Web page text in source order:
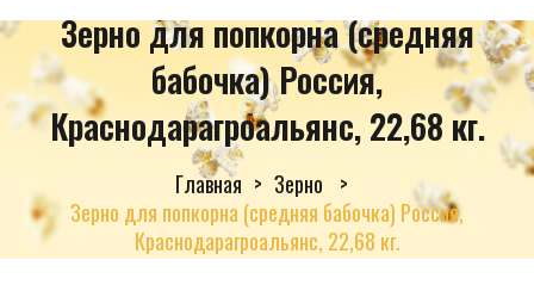
Зерно для попкорна (cредняя
бабочка) Россия,
Краснодарагроальянс, 22,68 кг.
Главная
Зерно
Зерно для попкорна (cредняя бабочка) Россия,
Краснодарагроальянс, 22,68 кг.